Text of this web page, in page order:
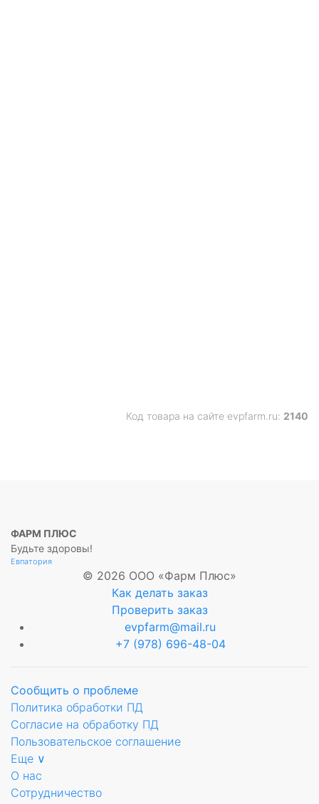
Код товара на сайте evpfarm.ru: 2140
ФАРМ ПЛЮС
Будьте здоровы!
Евпатория
© 2026 ООО «Фарм Плюс»
Как делать заказ
Проверить заказ
evpfarm@mail.ru
+7 (978) 696-48-04
Сообщить о проблеме
Политика обработки ПД
Согласие на обработку ПД
Пользовательское соглашение
Еще ∨
О нас
Сотрудничество